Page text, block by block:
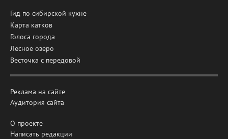
Гид по сибирской кухне
Карта катков
Голоса города
Лесное озеро
Весточка с передовой
Реклама на сайте
Аудитория сайта
О проекте
Написать редакции